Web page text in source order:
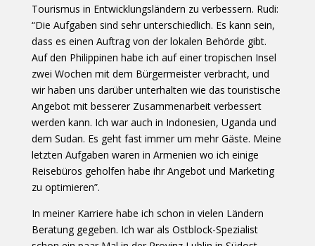
Tourismus in Entwicklungsländern zu verbessern. Rudi:
“Die Aufgaben sind sehr unterschiedlich. Es kann sein,
dass es einen Auftrag von der lokalen Behörde gibt.
Auf den Philippinen habe ich auf einer tropischen Insel
zwei Wochen mit dem Bürgermeister verbracht, und
wir haben uns darüber unterhalten wie das touristische
Angebot mit besserer Zusammenarbeit verbessert
werden kann. Ich war auch in Indonesien, Uganda und
dem Sudan. Es geht fast immer um mehr Gäste. Meine
letzten Aufgaben waren in Armenien wo ich einige
Reisebüros geholfen habe ihr Angebot und Marketing
zu optimieren”.
In meiner Karriere habe ich schon in vielen Ländern
Beratung gegeben. Ich war als Ostblock-Spezialist